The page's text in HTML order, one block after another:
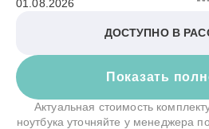
Показать
01.08.2026
ДОСТУПНО В
Актуальная стоимость
ноутбука уточняйте у менеджера